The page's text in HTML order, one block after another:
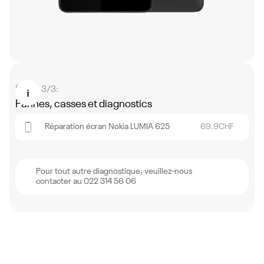
Étape 3/3:
Pannes, casses et diagnostics
Réparation écran Nokia LUMIA 625 69.9CHF
Pour tout autre diagnostique, veuillez-nous
contacter au 022 314 56 06